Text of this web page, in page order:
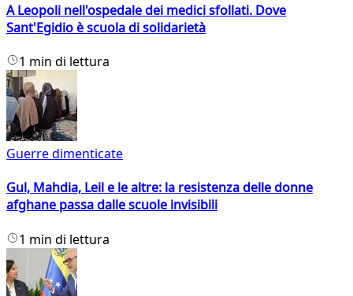
A Leopoli nell'ospedale dei medici sfollati. Dove
Sant'Egidio è scuola di solidarietà
1 min di lettura
Guerre dimenticate
Gul, Mahdia, Leil e le altre: la resistenza delle donne
afghane passa dalle scuole invisibili
1 min di lettura